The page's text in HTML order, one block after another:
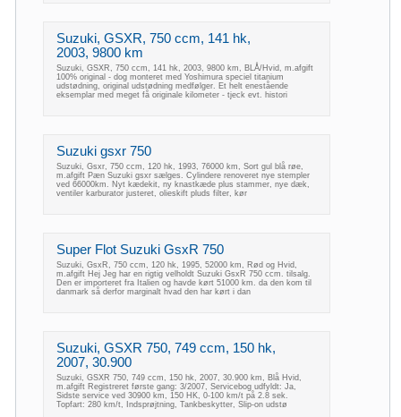
Suzuki, GSXR, 750 ccm, 141 hk,
2003, 9800 km
Suzuki, GSXR, 750 ccm, 141 hk, 2003, 9800 km, BLÅ/Hvid, m.afgift
100% original - dog monteret med Yoshimura speciel titanium
udstødning, original udstødning medfølger. Et helt enestående
eksemplar med meget få originale kilometer - tjeck evt. histori
Suzuki gsxr 750
Suzuki, Gsxr, 750 ccm, 120 hk, 1993, 76000 km, Sort gul blå røe,
m.afgift Pæn Suzuki gsxr sælges. Cylindere renoveret nye stempler
ved 66000km. Nyt kædekit, ny knastkæde plus stammer, nye dæk,
ventiler karburator justeret, olieskift pluds filter, kør
Super Flot Suzuki GsxR 750
Suzuki, GsxR, 750 ccm, 120 hk, 1995, 52000 km, Rød og Hvid,
m.afgift Hej Jeg har en rigtig velholdt Suzuki GsxR 750 ccm. tilsalg.
Den er importeret fra Italien og havde kørt 51000 km. da den kom til
danmark så derfor marginalt hvad den har kørt i dan
Suzuki, GSXR 750, 749 ccm, 150 hk,
2007, 30.900
Suzuki, GSXR 750, 749 ccm, 150 hk, 2007, 30.900 km, Blå Hvid,
m.afgift Registreret første gang: 3/2007, Servicebog udfyldt: Ja,
Sidste service ved 30900 km, 150 HK, 0-100 km/t på 2.8 sek.
Topfart: 280 km/t, Indsprøjtning, Tankbeskytter, Slip-on udstø